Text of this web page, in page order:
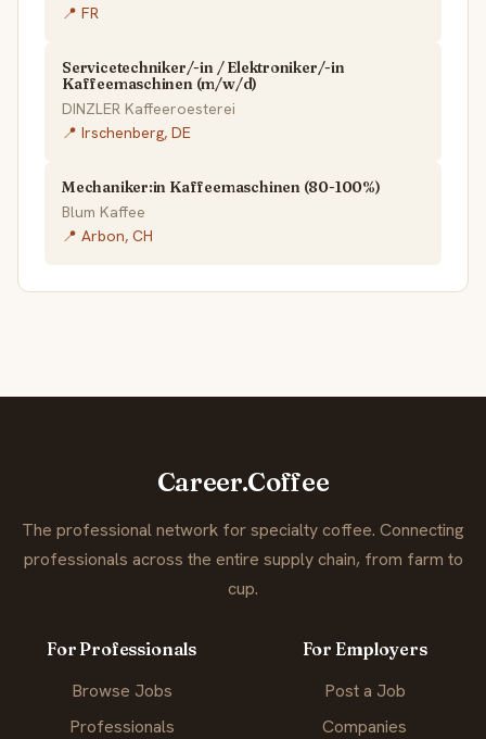
📍 FR
Servicetechniker/-in / Elektroniker/-in
Kaffeemaschinen (m/w/d)
DINZLER Kaffeeroesterei
📍 Irschenberg, DE
Mechaniker:in Kaffeemaschinen (80-100%)
Blum Kaffee
📍 Arbon, CH
Career.Coffee
The professional network for specialty coffee. Connecting
professionals across the entire supply chain, from farm to
cup.
For Professionals
Browse Jobs
Professionals
For Employers
Post a Job
Companies